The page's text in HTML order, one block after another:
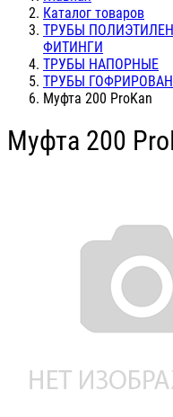
Каталог товаров
ТРУБЫ
ФИТИНГИ
ТРУБЫ НАПОРНЫЕ
ТРУБЫ
Муфта 200 ProKan
Муфта 200